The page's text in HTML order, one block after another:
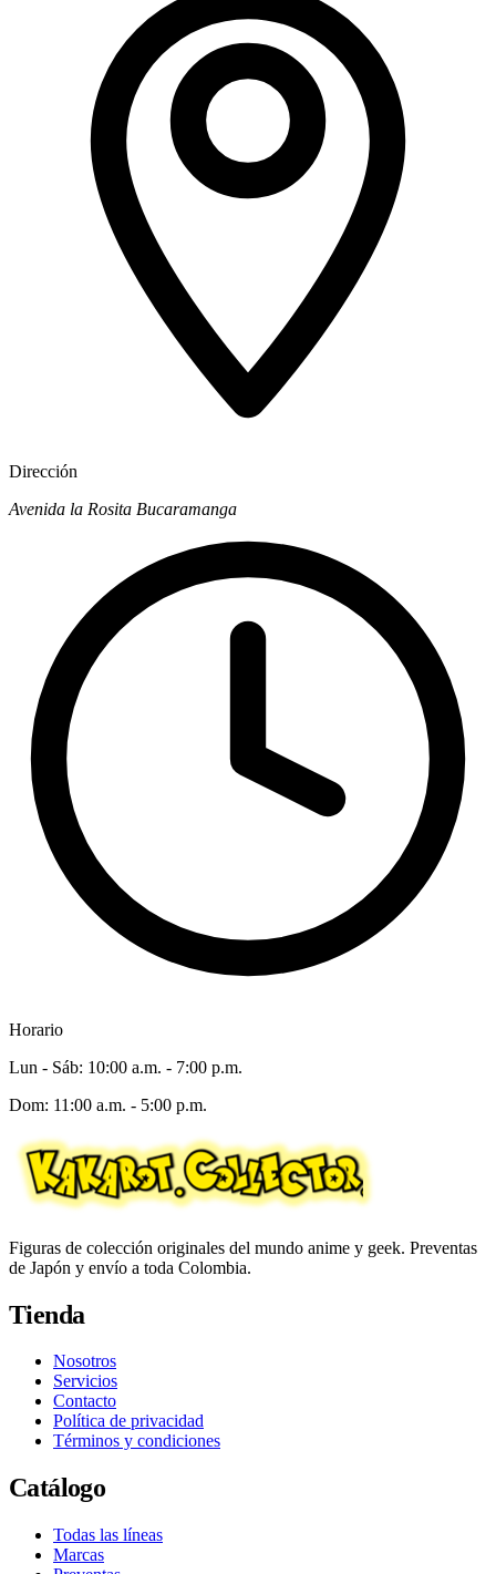
Dirección
Avenida la Rosita Bucaramanga
Horario
Lun - Sáb: 10:00 a.m. - 7:00 p.m.
Dom: 11:00 a.m. - 5:00 p.m.
Figuras de colección originales del mundo anime y geek. Preventas
de Japón y envío a toda Colombia.
Tienda
Nosotros
Servicios
Contacto
Política de privacidad
Términos y condiciones
Catálogo
Todas las líneas
Marcas